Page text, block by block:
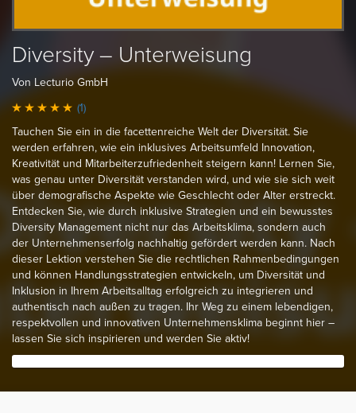
Diversity – Unterweisung
Von Lecturio GmbH
(1)
Tauchen Sie ein in die facettenreiche Welt der Diversität. Sie
werden erfahren, wie ein inklusives Arbeitsumfeld Innovation,
Kreativität und Mitarbeiterzufriedenheit steigern kann! Lernen Sie,
was genau unter Diversität verstanden wird, und wie sie sich weit
über demografische Aspekte wie Geschlecht oder Alter erstreckt.
Entdecken Sie, wie durch inklusive Strategien und ein bewusstes
Diversity Management nicht nur das Arbeitsklima, sondern auch
der Unternehmenserfolg nachhaltig gefördert werden kann. Nach
dieser Lektion verstehen Sie die rechtlichen Rahmenbedingungen
und können Handlungsstrategien entwickeln, um Diversität und
Inklusion in Ihrem Arbeitsalltag erfolgreich zu integrieren und
authentisch nach außen zu tragen. Ihr Weg zu einem lebendigen,
respektvollen und innovativen Unternehmensklima beginnt hier –
lassen Sie sich inspirieren und werden Sie aktiv!